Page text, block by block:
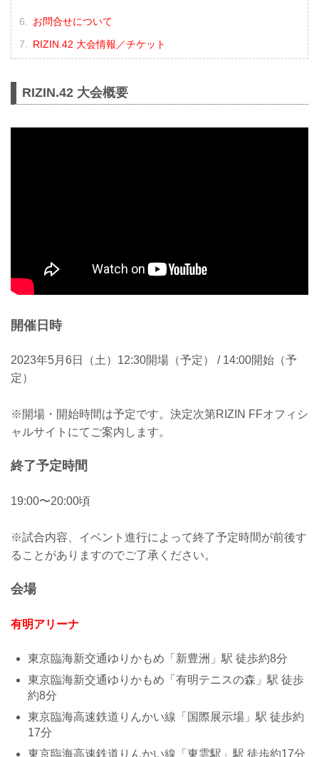
お問合せについて
RIZIN.42 大会情報／チケット
RIZIN.42 大会概要
開催日時
2023年5月6日（土）12:30開場（予定） / 14:00開始（予
定）
※開場・開始時間は予定です。決定次第RIZIN FFオフィシ
ャルサイトにてご案内します。
終了予定時間
19:00〜20:00頃
※試合内容、イベント進行によって終了予定時間が前後す
ることがありますのでご了承ください。
会場
有明アリーナ
東京臨海新交通ゆりかもめ「新豊洲」駅 徒歩約8分
東京臨海新交通ゆりかもめ「有明テニスの森」駅 徒歩
約8分
東京臨海高速鉄道りんかい線「国際展示場」駅 徒歩約
17分
東京臨海高速鉄道りんかい線「東雲駅」駅 徒歩約17分